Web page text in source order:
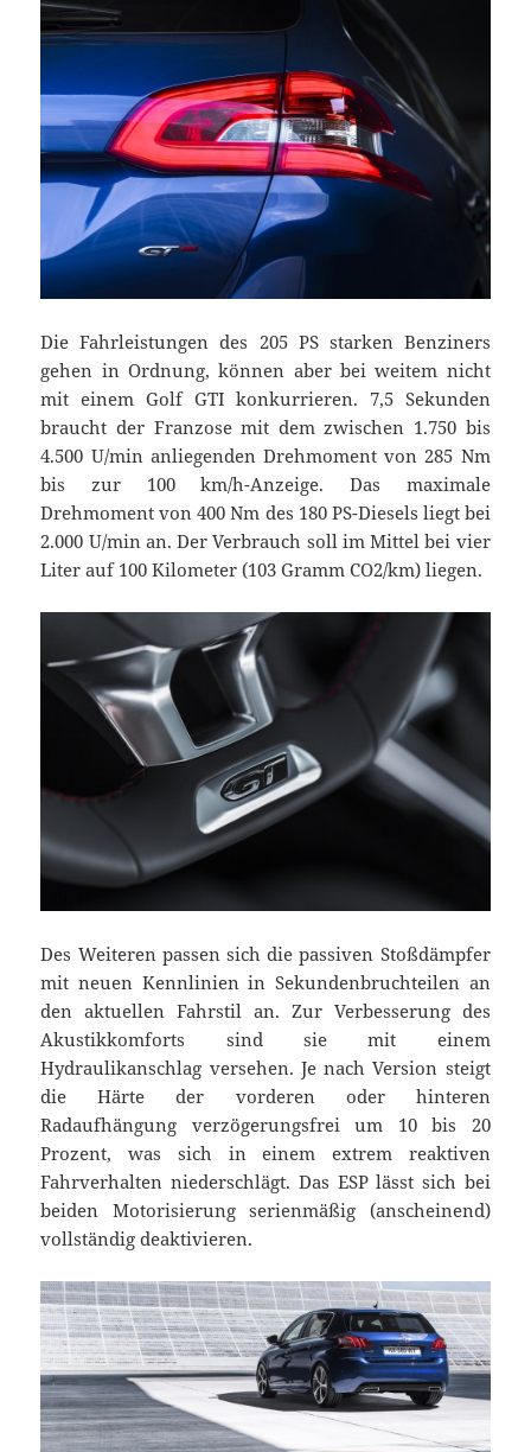
Die Fahrleistungen des 205 PS starken Benziners
gehen in Ordnung, können aber bei weitem nicht
mit einem Golf GTI konkurrieren. 7,5 Sekunden
braucht der Franzose mit dem zwischen 1.750 bis
4.500 U/min anliegenden Drehmoment von 285 Nm
bis zur 100 km/h-Anzeige. Das maximale
Drehmoment von 400 Nm des 180 PS-Diesels liegt bei
2.000 U/min an. Der Verbrauch soll im Mittel bei vier
Liter auf 100 Kilometer (103 Gramm CO2/km) liegen.
Des Weiteren passen sich die passiven Stoßdämpfer
mit neuen Kennlinien in Sekundenbruchteilen an
den aktuellen Fahrstil an. Zur Verbesserung des
Akustikkomforts sind sie mit einem
Hydraulikanschlag versehen. Je nach Version steigt
die Härte der vorderen oder hinteren
Radaufhängung verzögerungsfrei um 10 bis 20
Prozent, was sich in einem extrem reaktiven
Fahrverhalten niederschlägt. Das ESP lässt sich bei
beiden Motorisierung serienmäßig (anscheinend)
vollständig deaktivieren.